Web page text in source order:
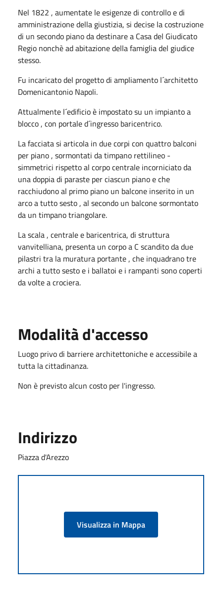
Nel 1822 , aumentate le esigenze di controllo e di
amministrazione della giustizia, si decise la costruzione
di un secondo piano da destinare a Casa del Giudicato
Regio nonchè ad abitazione della famiglia del giudice
stesso.
Fu incaricato del progetto di ampliamento l´architetto
Domenicantonio Napoli.
Attualmente l´edificio è impostato su un impianto a
blocco , con portale d´ingresso baricentrico.
La facciata si articola in due corpi con quattro balconi
per piano , sormontati da timpano rettilineo -
simmetrici rispetto al corpo centrale incorniciato da
una doppia di paraste per ciascun piano e che
racchiudono al primo piano un balcone inserito in un
arco a tutto sesto , al secondo un balcone sormontato
da un timpano triangolare.
La scala , centrale e baricentrica, di struttura
vanvitelliana, presenta un corpo a C scandito da due
pilastri tra la muratura portante , che inquadrano tre
archi a tutto sesto e i ballatoi e i rampanti sono coperti
da volte a crociera.
Modalità d'accesso
Luogo privo di barriere architettoniche e accessibile a
tutta la cittadinanza.
Non è previsto alcun costo per l'ingresso.
Indirizzo
Piazza d'Arezzo
Visualizza in Mappa